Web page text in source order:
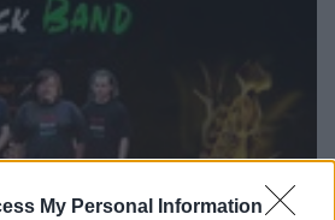
My Personal Information